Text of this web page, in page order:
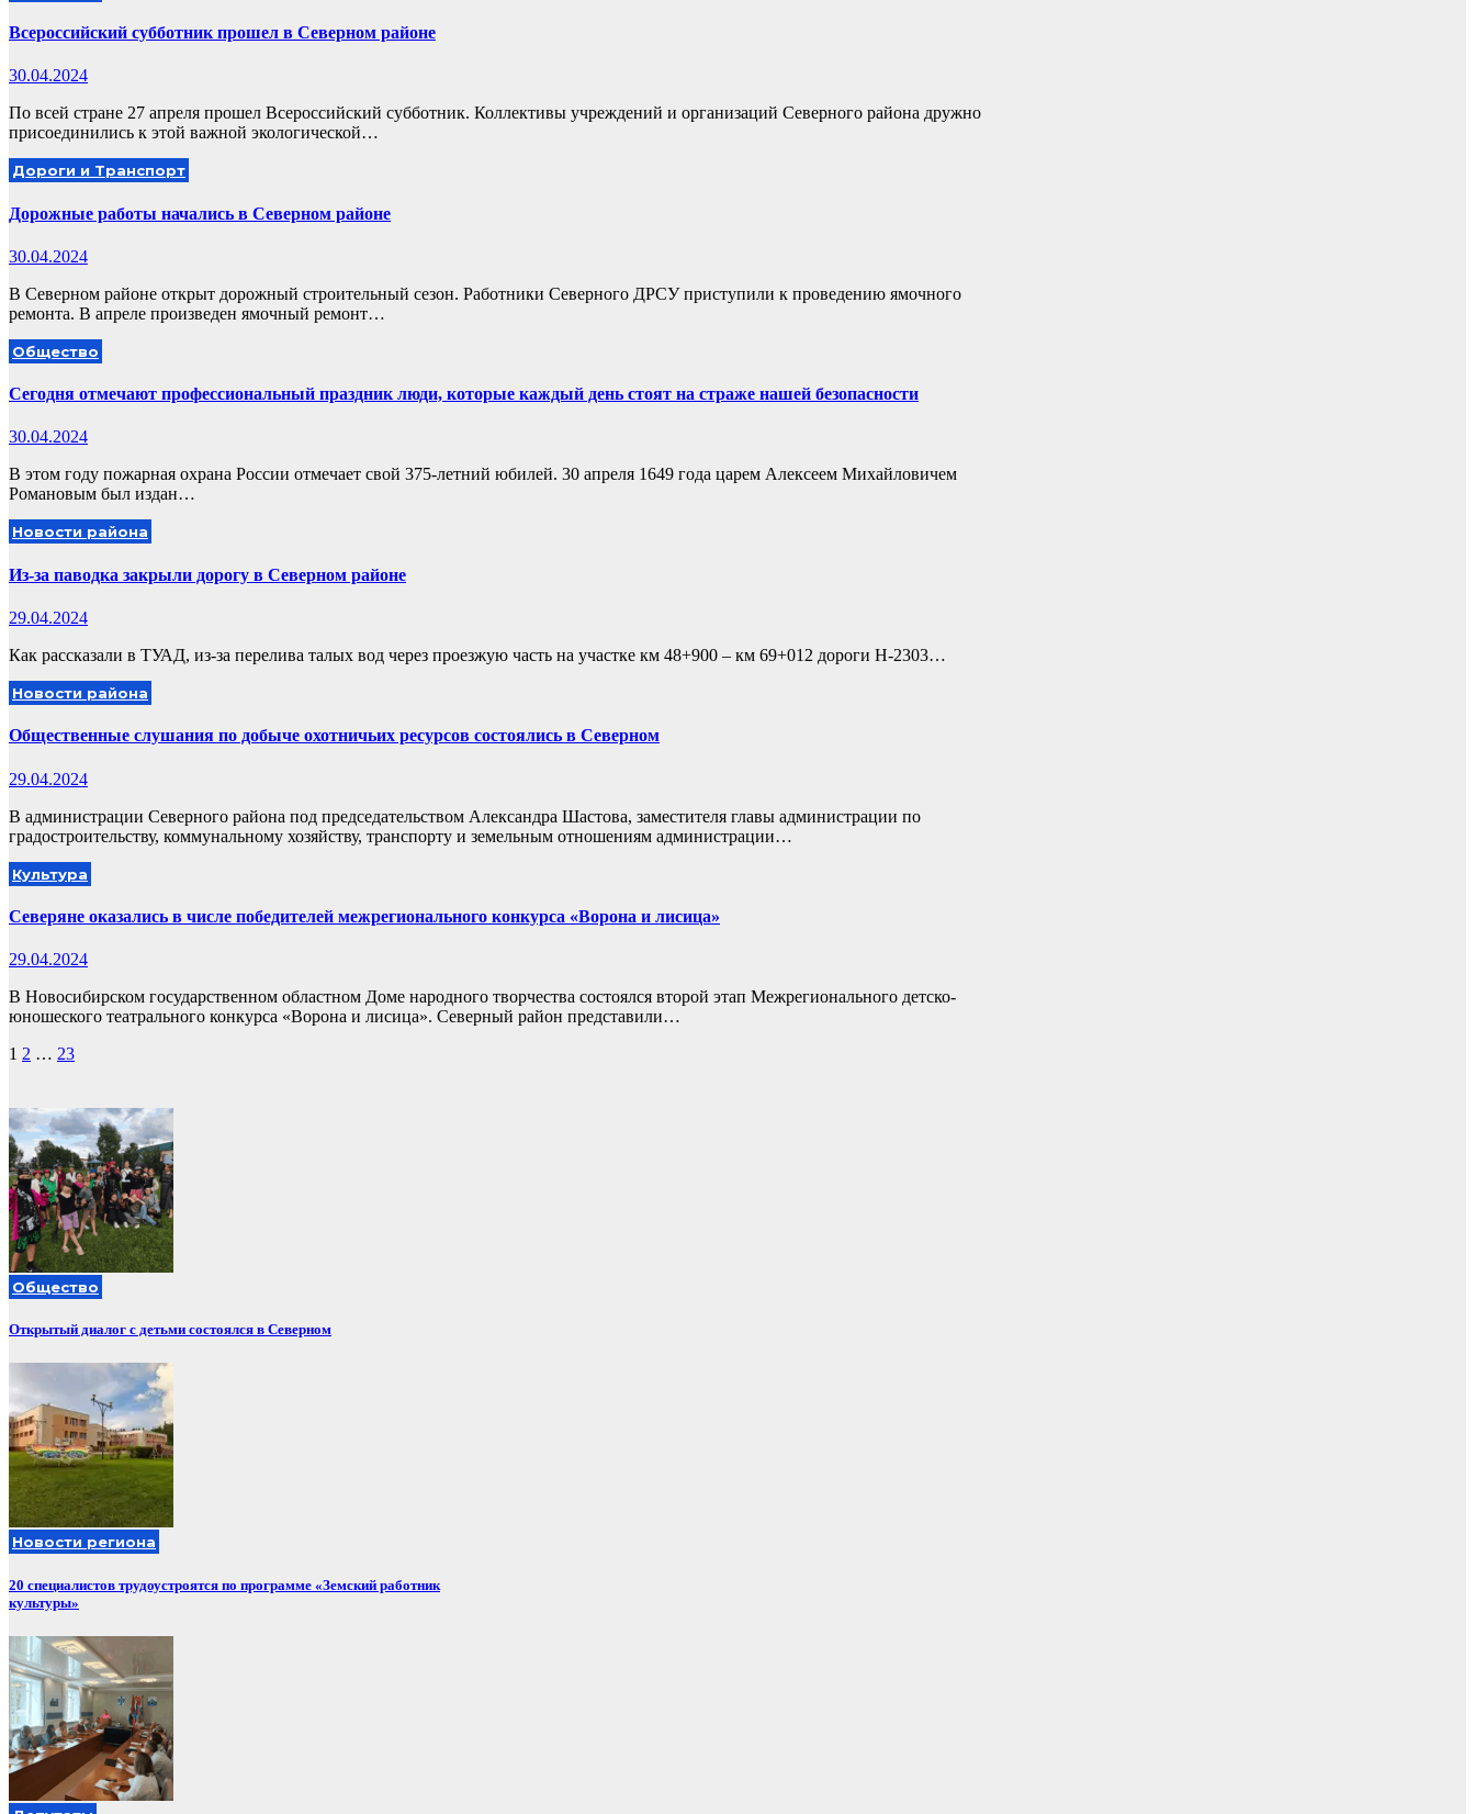
Всероссийский субботник прошел в Северном районе
30.04.2024
По всей стране 27 апреля прошел Всероссийский субботник. Коллективы учреждений и организаций Северного района дружно
присоединились к этой важной экологической…
Дороги и Транспорт
Дорожные работы начались в Северном районе
30.04.2024
В Северном районе открыт дорожный строительный сезон. Работники Северного ДРСУ приступили к проведению ямочного
ремонта. В апреле произведен ямочный ремонт…
Общество
Сегодня отмечают профессиональный праздник люди, которые каждый день стоят на страже нашей безопасности
30.04.2024
В этом году пожарная охрана России отмечает свой 375-летний юбилей. 30 апреля 1649 года царем Алексеем Михайловичем
Романовым был издан…
Новости района
Из-за паводка закрыли дорогу в Северном районе
29.04.2024
Как рассказали в ТУАД, из-за перелива талых вод через проезжую часть на участке км 48+900 – км 69+012 дороги Н-2303…
Новости района
Общественные слушания по добыче охотничьих ресурсов состоялись в Северном
29.04.2024
В администрации Северного района под председательством Александра Шастова, заместителя главы администрации по
градостроительству, коммунальному хозяйству, транспорту и земельным отношениям администрации…
Культура
Северяне оказались в числе победителей межрегионального конкурса «Ворона и лисица»
29.04.2024
В Новосибирском государственном областном Доме народного творчества состоялся второй этап Межрегионального детско-
юношеского театрального конкурса «Ворона и лисица». Северный район представили…
Пагинация
1 2 … 23
Общество
Открытый диалог с детьми состоялся в Северном
Новости региона
20 специалистов трудоустроятся по программе «Земский работник
культуры»